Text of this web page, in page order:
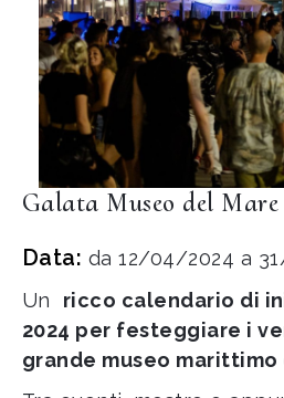
Galata Museo del Mare
Data: da 12/04/2024 a
Un ricco calendario di
2024 per festeggiare i
grande museo